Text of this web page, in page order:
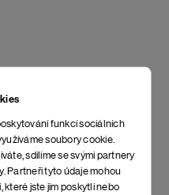
funkcí sociálních
soubory cookie.
sdílíme se svými partnery
Partneři tyto údaje mohou
které jste jim poskytli nebo